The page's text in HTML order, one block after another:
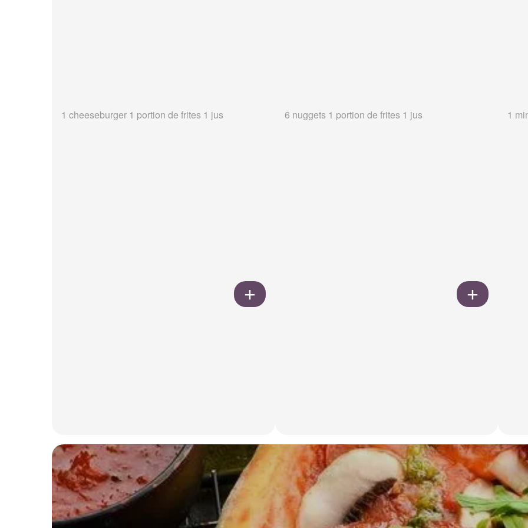
1 cheeseburger 1 portion de frites 1 jus 6 nuggets 1 portion de frites 1 jus 1